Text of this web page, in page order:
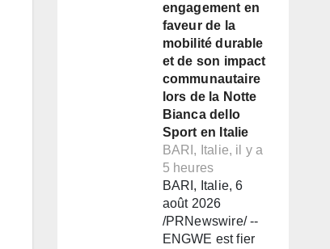
engagement en
faveur de la
mobilité durable
et de son impact
communautaire
lors de la Notte
Bianca dello
Sport en Italie
BARI, Italie, il y a
5 heures
BARI, Italie, 6
août 2026
/PRNewswire/ --
ENGWE est fier